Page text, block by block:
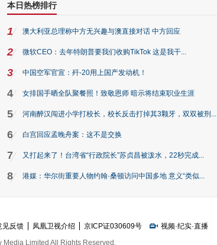
本日热榜排行
1 澳大利亚总理称中方无兴趣与澳直接对话 中方回应
2 微软CEO：去年特朗普要我们收购TikTok 这是我干...
3 中国空军官宣：歼-20用上国产发动机！
4 女排国手晒全队聚餐照！致敬恩师 暗示将结束职业生涯
5 河南醉汉闯进小学打校长，校长反击打掉其3颗牙，双双被刑...
6 白宫回应孟晚舟案：这不是交换
7 又打起来了！台湾省“行政院长”苏贞昌被泼水，22秒完成...
8 港媒：华尔街重要人物约翰·桑顿访问中国多地 意义“类似...
见反馈 凤凰卫视介绍 京ICP证030609号 视频·纪实·直播
Limited All Rights Reserved.